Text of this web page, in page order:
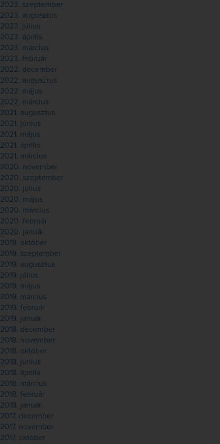
2023. szeptember
2023. augusztus
2023. július
2023. április
2023. március
2023. február
2022. december
2022. augusztus
2022. május
2022. március
2021. augusztus
2021. június
2021. május
2021. április
2021. március
2020. november
2020. szeptember
2020. július
2020. május
2020. március
2020. február
2020. január
2019. október
2019. szeptember
2019. augusztus
2019. július
2019. május
2019. március
2019. február
2019. január
2018. december
2018. november
2018. október
2018. június
2018. április
2018. március
2018. február
2018. január
2017. december
2017. november
2017. október